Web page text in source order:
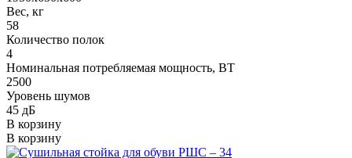
Вес, кг
58
Количество полок
4
Номинальная потребляемая мощность, ВТ
2500
Уровень шумов
45 дБ
В корзину
В корзину